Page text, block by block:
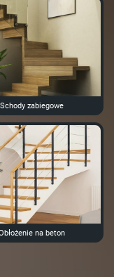
Schody zabiegowe
na beton